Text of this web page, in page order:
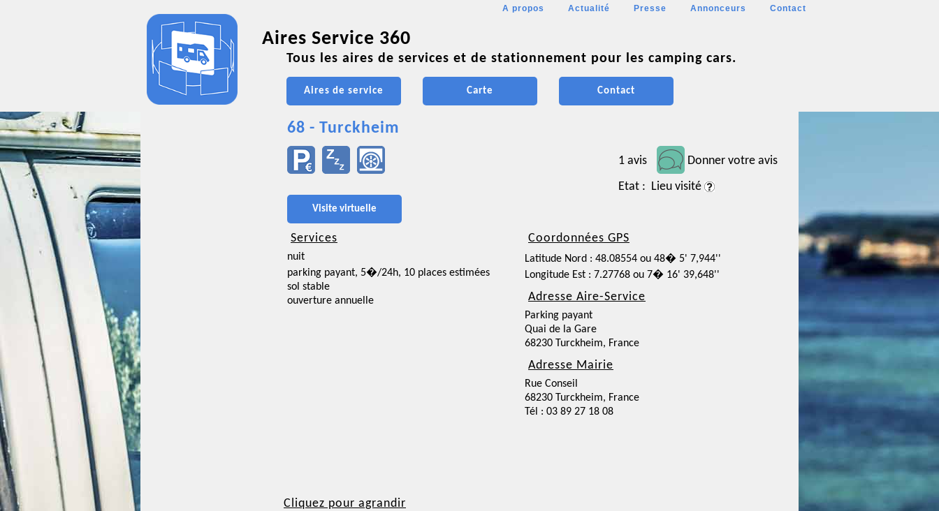
A propos Actualité Presse Annonceurs Contact
Aires Service 360
Tous les aires de services et de stationnement pour les camping cars.
Aires de service Carte Contact
68 - Turckheim
1 avis
Donner votre avis
Etat : Lieu visité
Visite virtuelle
Services
nuit
parking payant, 5�/24h, 10 places estimées
sol stable
ouverture annuelle
Coordonnées GPS
Latitude Nord : 48.08554 ou 48� 5' 7,944''
Longitude Est : 7.27768 ou 7� 16' 39,648''
Adresse Aire-Service
Parking payant
Quai de la Gare
68230 Turckheim, France
Adresse Mairie
Rue Conseil
68230 Turckheim, France
Tél : 03 89 27 18 08
Cliquez pour agrandir